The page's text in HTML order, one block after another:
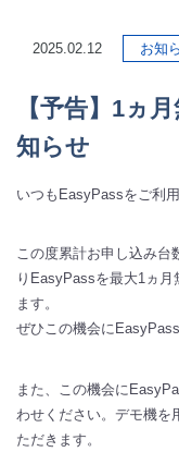
2025.02.12 お知
【予告】1ヵ
知らせ
いつもEasyPassをご利
この度累計お申し込み台
りEasyPassを最大1ヵ月
ます。
ぜひこの機会に
また、この機会に
わせください。デモ機を
ただきます。